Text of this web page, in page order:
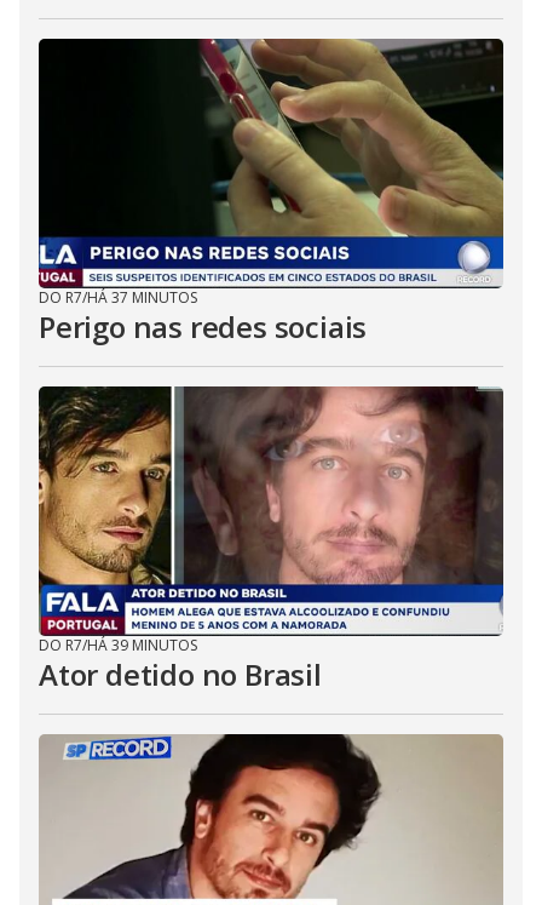
DO R7/HÁ 37 MINUTOS
Perigo nas redes sociais
DO R7/HÁ 39 MINUTOS
Ator detido no Brasil